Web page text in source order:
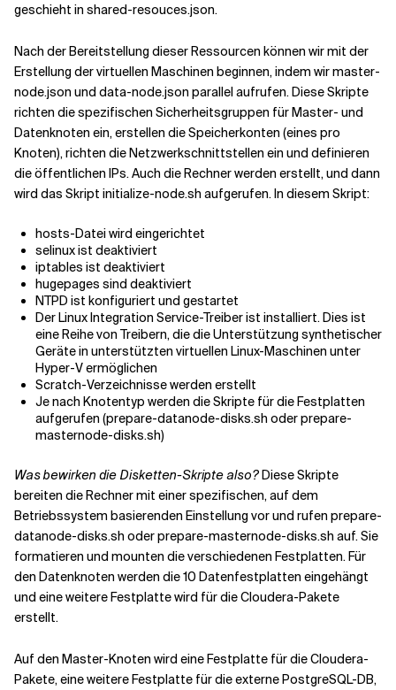
geschieht in shared-resouces.json.
Nach der Bereitstellung dieser Ressourcen können wir mit der
Erstellung der virtuellen Maschinen beginnen, indem wir master-
node.json und data-node.json parallel aufrufen. Diese Skripte
richten die spezifischen Sicherheitsgruppen für Master- und
Datenknoten ein, erstellen die Speicherkonten (eines pro
Knoten), richten die Netzwerkschnittstellen ein und definieren
die öffentlichen IPs. Auch die Rechner werden erstellt, und dann
wird das Skript initialize-node.sh aufgerufen. In diesem Skript:
hosts-Datei wird eingerichtet
selinux ist deaktiviert
iptables ist deaktiviert
hugepages sind deaktiviert
NTPD ist konfiguriert und gestartet
Der Linux Integration Service-Treiber ist installiert. Dies ist
eine Reihe von Treibern, die die Unterstützung synthetischer
Geräte in unterstützten virtuellen Linux-Maschinen unter
Hyper-V ermöglichen
Scratch-Verzeichnisse werden erstellt
Je nach Knotentyp werden die Skripte für die Festplatten
aufgerufen (prepare-datanode-disks.sh oder prepare-
masternode-disks.sh)
Was bewirken die Disketten-Skripte also?Diese Skripte
bereiten die Rechner mit einer spezifischen, auf dem
Betriebssystem basierenden Einstellung vor und rufen prepare-
datanode-disks.sh oder prepare-masternode-disks.sh auf. Sie
formatieren und mounten die verschiedenen Festplatten. Für
den Datenknoten werden die 10 Datenfestplatten eingehängt
und eine weitere Festplatte wird für die Cloudera-Pakete
erstellt.
Auf den Master-Knoten wird eine Festplatte für die Cloudera-
Pakete, eine weitere Festplatte für die externe PostgreSQL-DB,